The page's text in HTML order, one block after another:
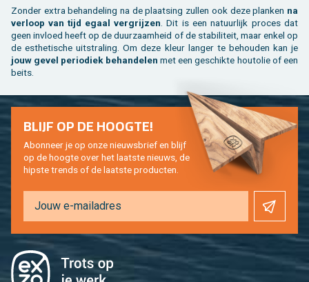
Zon­der extra be­han­de­ling na de plaat­sing zul­len ook deze plan­ken na
ver­loop van tijd egaal ver­grij­zen . Dit is een na­tuur­lijk pro­ces dat
geen in­vloed heeft op de duur­zaam­heid of de sta­bi­li­teit, maar enkel op
de es­the­ti­sche uit­stra­ling. Om deze kleur lan­ger te be­hou­den kan je
jouw gevel pe­ri­o­diek be­han­de­len met een ge­schik­te hout­olie of een
beits.
BLIJF OP DE HOOG­TE!
Abon­neer je op onze nieuws­brief en blijf
op de hoog­te over het laat­ste nieuws, de
hip­s­te trends of de laat­ste pro­duc­ten.